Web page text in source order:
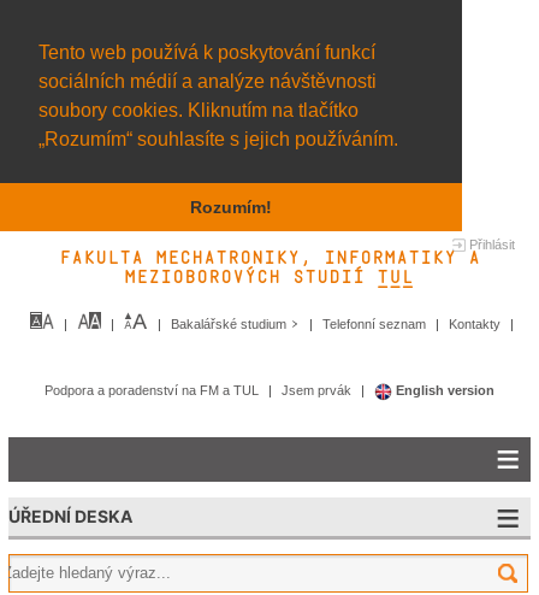
Tento web používá k poskytování funkcí
sociálních médií a analýze návštěvnosti
soubory cookies. Kliknutím na tlačítko
„Rozumím“ souhlasíte s jejich používáním.
Rozumím!
Přihlásit
Fakulta mechatroniky, informatiky a
mezioborových studií TUL&
Bakalářské studium Telefonní seznam Kontakty
Podpora a poradenství na FM a TUL Jsem prvák English version
ÚŘEDNÍ DESKA